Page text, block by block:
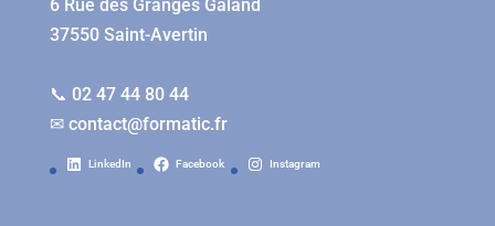
6 Rue des Granges Galand
37550 Saint-Avertin
📞 02 47 44 80 44
✉ contact@formatic.fr
LinkedIn Facebook Instagram